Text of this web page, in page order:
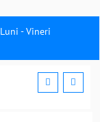
Luni - Vineri